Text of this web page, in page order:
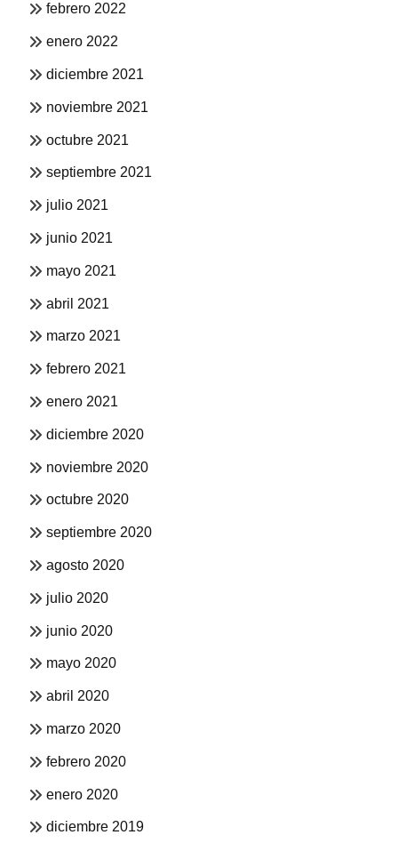
febrero 2022
enero 2022
diciembre 2021
noviembre 2021
octubre 2021
septiembre 2021
julio 2021
junio 2021
mayo 2021
abril 2021
marzo 2021
febrero 2021
enero 2021
diciembre 2020
noviembre 2020
octubre 2020
septiembre 2020
agosto 2020
julio 2020
junio 2020
mayo 2020
abril 2020
marzo 2020
febrero 2020
enero 2020
diciembre 2019